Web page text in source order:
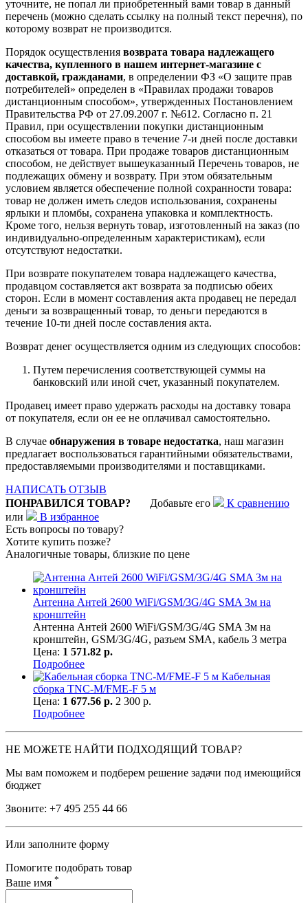
уточните, не попал ли приобретенный вами товар в данный
перечень (можно сделать ссылку на полный текст перечня), по
которому возврат не производится.
Порядок осуществления возврата товара надлежащего
качества, купленного в нашем интернет-магазине с
доставкой, гражданами, в определении ФЗ «О защите прав
потребителей» определен в «Правилах продажи товаров
дистанционным способом», утвержденных Постановлением
Правительства РФ от 27.09.2007 г. №612. Согласно п. 21
Правил, при осуществлении покупки дистанционным
способом вы имеете право в течение 7-и дней после доставки
отказаться от товара. При продаже товаров дистанционным
способом, не действует вышеуказанный Перечень товаров, не
подлежащих обмену и возврату. При этом обязательным
условием является обеспечение полной сохранности товара:
товар не должен иметь следов использования, сохранены
ярлыки и пломбы, сохранена упаковка и комплектность.
Кроме того, нельзя вернуть товар, изготовленный на заказ (по
индивидуально-определенным характеристикам), если
отсутствуют недостатки.
При возврате покупателем товара надлежащего качества,
продавцом составляется акт возврата за подписью обеих
сторон. Если в момент составления акта продавец не передал
деньги за возвращенный товар, то деньги передаются в
течение 10-ти дней после составления акта.
Возврат денег осуществляется одним из следующих способов:
Путем перечисления соответствующей суммы на
банковский или иной счет, указанный покупателем.
Продавец имеет право удержать расходы на доставку товара
от покупателя, если он ее не оплачивал самостоятельно.
В случае обнаружения в товаре недостатка, наш магазин
предлагает воспользоваться гарантийными обязательствами,
предоставляемыми производителями и поставщиками.
НАПИСАТЬ ОТЗЫВ
ПОНРАВИЛСЯ ТОВАР? Добавьте его
К сравнению
или
В избранное
Есть вопросы по товару?
Хотите купить позже?
Аналогичные товары, близкие по цене
Антенна Антей 2600 WiFi/GSM/3G/4G SMA 3м на
кронштейн
Антенна Антей 2600 WiFi/GSM/3G/4G SMA 3м на
кронштейн, GSM/3G/4G, разъем SMA, кабель 3 метра
Цена: 1 571.82 р.
Подробнее
Кабельная
сборка TNC-M/FME-F 5 м
Цена: 1 677.56 р. 2 300 р.
Подробнее
НЕ МОЖЕТЕ НАЙТИ ПОДХОДЯЩИЙ ТОВАР?
Мы вам поможем и подберем решение задачи под имеющийся
бюджет
Звоните: +7 495 255 44 66
Или заполните форму
Помогите подобрать товар
Ваше имя *